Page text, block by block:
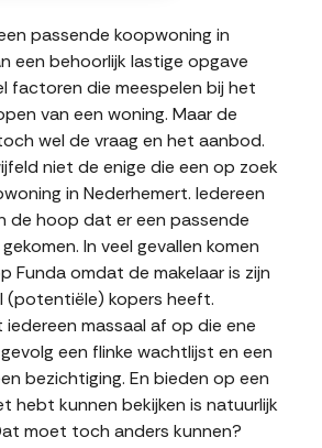
passende koopwoning in
een behoorlijk lastige opgave
factoren die meespelen bij het
van een woning. Maar de
wel de vraag en het aanbod.
niet de enige die een op zoek
in Nederhemert. Iedereen
de hoop dat er een passende
In veel gevallen komen
Funda omdat de makelaar is zijn
(potentiële) kopers heeft.
iedereen massaal af op die ene
een flinke wachtlijst en een
bezichtiging. En bieden op een
hebt kunnen bekijken is natuurlijk
moet toch anders kunnen?